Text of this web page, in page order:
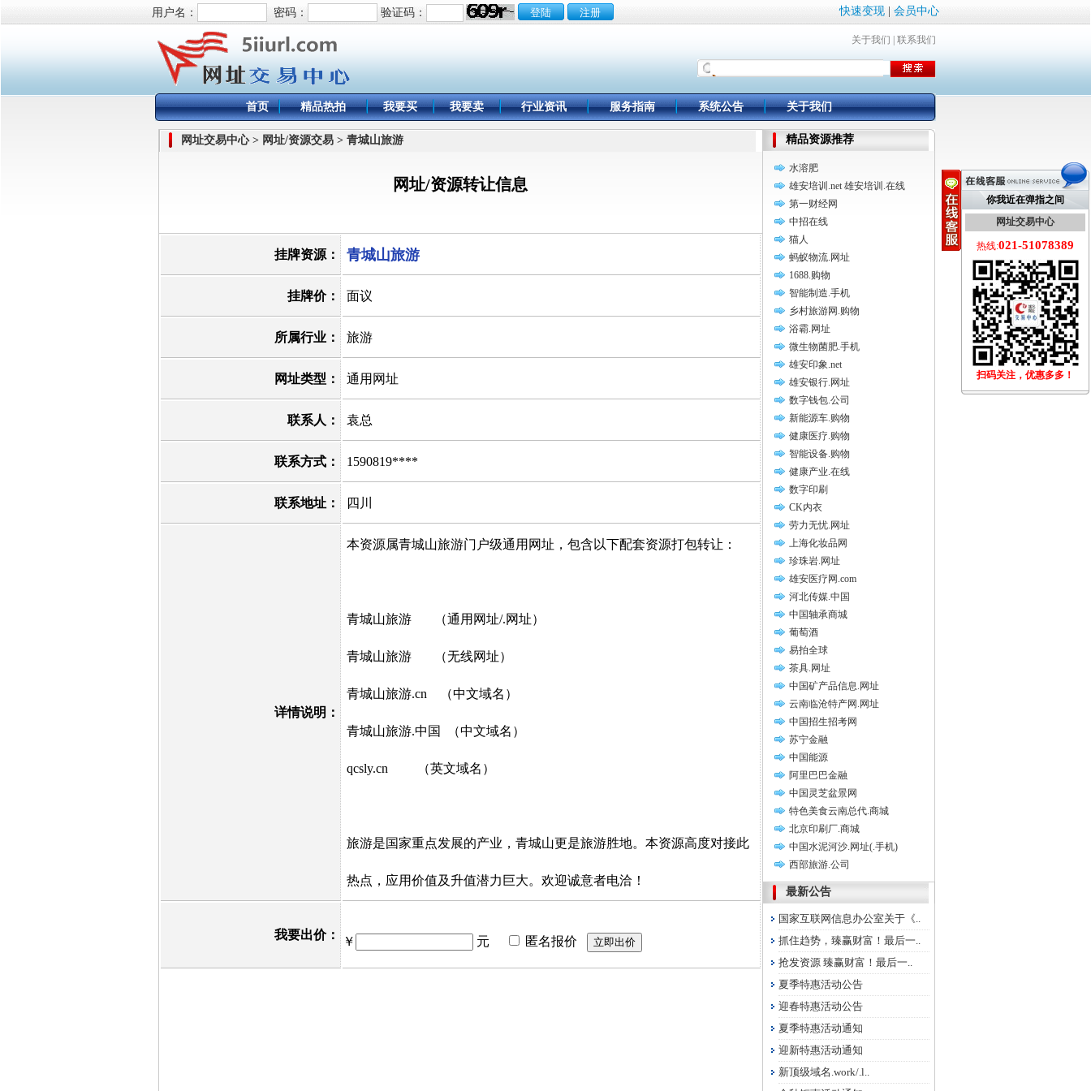
快速变现| 会员中心
用户名： 密码： 验证码：
你我近在弹指之间
网址交易中心
热线:021-51078389
扫码关注，优惠多多！
关于我们 联系我们
首页 精品热拍 我要买 我要卖 行业资讯 服务指南 系统公告 关于我们
网址交易中心 > 网址/资源交易 > 青城山旅游
网址/资源转让信息
挂牌资源： 青城山旅游
挂牌价： 面议
所属行业： 旅游
网址类型： 通用网址
联系人： 袁总
联系方式： 1590819****
联系地址： 四川
详情说明：
本资源属青城山旅游门户级通用网址，包含以下配套资源打包转让：
青城山旅游 （通用网址/.网址）
青城山旅游 （无线网址）
青城山旅游.cn （中文域名）
青城山旅游.中国 （中文域名）
qcsly.cn （英文域名）
旅游是国家重点发展的产业，青城山更是旅游胜地。本资源高度对接此
热点，应用价值及升值潜力巨大。欢迎诚意者电洽！
我要出价： ￥ 元 匿名报价
精品资源推荐
水溶肥
雄安培训.net 雄安培训.在线
第一财经网
中招在线
猫人
蚂蚁物流.网址
1688.购物
智能制造.手机
乡村旅游网.购物
浴霸.网址
微生物菌肥.手机
雄安印象.net
雄安银行.网址
数字钱包.公司
新能源车.购物
健康医疗.购物
智能设备.购物
健康产业.在线
数字印刷
CK内衣
劳力无忧.网址
上海化妆品网
珍珠岩.网址
雄安医疗网.com
河北传媒.中国
中国轴承商城
葡萄酒
易拍全球
茶具.网址
中国矿产品信息.网址
云南临沧特产网.网址
中国招生招考网
苏宁金融
中国能源
阿里巴巴金融
中国灵芝盆景网
特色美食云南总代.商城
北京印刷厂.商城
中国水泥河沙.网址(.手机)
西部旅游.公司
最新公告
国家互联网信息办公室关于《..
抓住趋势，臻赢财富！最后一..
抢发资源 臻赢财富！最后一..
夏季特惠活动公告
迎春特惠活动公告
夏季特惠活动通知
迎新特惠活动通知
新顶级域名.work/.l..